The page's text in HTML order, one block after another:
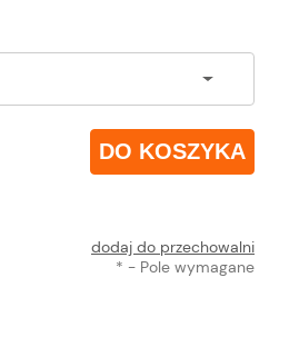
DO KOSZYKA
dodaj do przechowalni
* - Pole wymagane